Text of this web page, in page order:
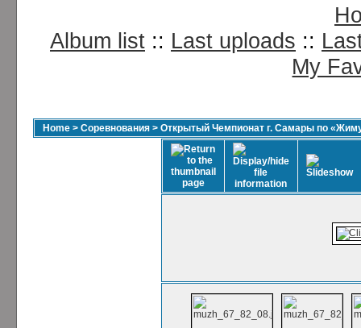
Album list :: Last uploads ::
My
Home > Соревнования > Открытый Чемпионат г. Самары по